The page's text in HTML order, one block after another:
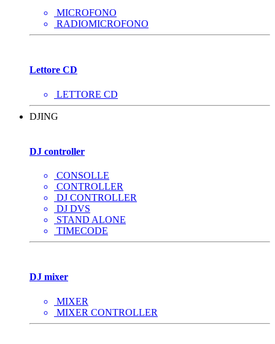
MICROFONO
RADIOMICROFONO
Lettore CD
LETTORE CD
DJING
DJ controller
CONSOLLE
CONTROLLER
DJ CONTROLLER
DJ DVS
STAND ALONE
TIMECODE
DJ mixer
MIXER
MIXER CONTROLLER